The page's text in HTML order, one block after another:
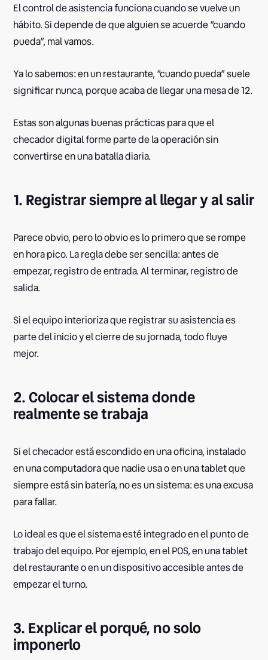
El control de asistencia funciona cuando se vuelve un
hábito. Si depende de que alguien se acuerde “cuando
pueda”, mal vamos.
Ya lo sabemos: en un restaurante, “cuando pueda” suele
significar nunca, porque acaba de llegar una mesa de 12.
Estas son algunas buenas prácticas para que el
checador digital forme parte de la operación sin
convertirse en una batalla diaria.
1. Registrar siempre al llegar y al salir
Parece obvio, pero lo obvio es lo primero que se rompe
en hora pico. La regla debe ser sencilla: antes de
empezar, registro de entrada. Al terminar, registro de
salida.
Si el equipo interioriza que registrar su asistencia es
parte del inicio y el cierre de su jornada, todo fluye
mejor.
2. Colocar el sistema donde
realmente se trabaja
Si el checador está escondido en una oficina, instalado
en una computadora que nadie usa o en una tablet que
siempre está sin batería, no es un sistema: es una excusa
para fallar.
Lo ideal es que el sistema esté integrado en el punto de
trabajo del equipo. Por ejemplo, en el POS, en una tablet
del restaurante o en un dispositivo accesible antes de
empezar el turno.
3. Explicar el porqué, no solo
imponerlo